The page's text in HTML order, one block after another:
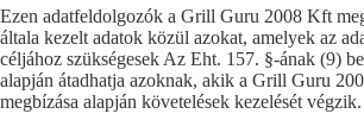
Ezen adatfeldolgozók a Grill Guru 2008 Kft
általa kezelt adatok közül azokat, amelyek az
céljához szükségesek Az Eht. 157. §-ának (9)
alapján átadhatja azoknak, akik a Grill Guru
megbízása alapján követelések kezelését végzik.